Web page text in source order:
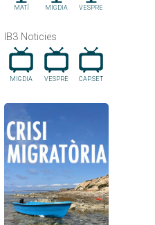
MATÍ MIGDIA VESPRE
IB3 Noticies
MIGDIA VESPRE CAP.SET